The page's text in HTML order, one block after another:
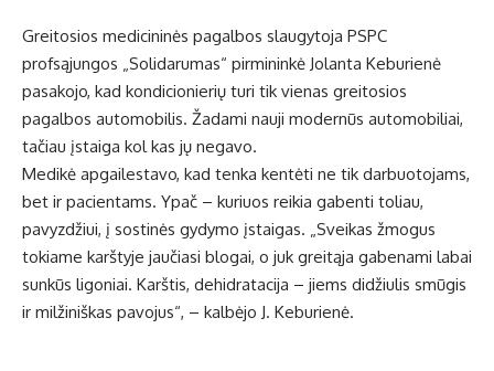
Greitosios medicininės pagalbos slaugytoja PSPC
profsąjungos „Solidarumas“ pirmininkė Jolanta Keburienė
pasakojo, kad kondicionierių turi tik vienas greitosios
pagalbos automobilis. Žadami nauji modernūs automobiliai,
tačiau įstaiga kol kas jų negavo.
Medikė apgailestavo, kad tenka kentėti ne tik darbuotojams,
bet ir pacientams. Ypač – kuriuos reikia gabenti toliau,
pavyzdžiui, į sostinės gydymo įstaigas. „Sveikas žmogus
tokiame karštyje jaučiasi blogai, o juk greitąja gabenami labai
sunkūs ligoniai. Karštis, dehidratacija – jiems didžiulis smūgis
ir milžiniškas pavojus“, – kalbėjo J. Keburienė.